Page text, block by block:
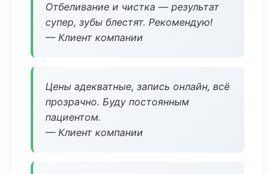
Отбеливание и чистка — результат
супер, зубы блестят. Рекомендую!
— Клиент компании
Цены адекватные, запись онлайн, всё
прозрачно. Буду постоянным
пациентом.
— Клиент компании